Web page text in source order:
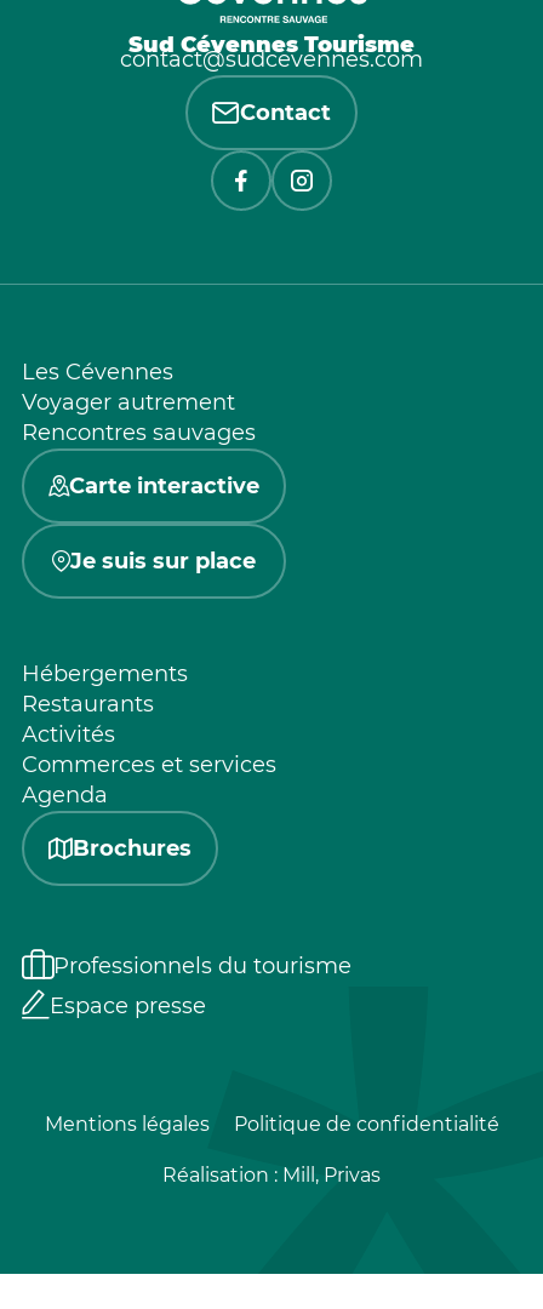
Sud Cévennes Tourisme
contact@sudcevennes.com
Contact
Les Cévennes
Voyager autrement
Rencontres sauvages
Carte interactive
Je suis sur place
Hébergements
Restaurants
Activités
Commerces et services
Agenda
Brochures
Professionnels du tourisme
Espace presse
Mentions légales Politique de confidentialité
Réalisation : Mill, Privas